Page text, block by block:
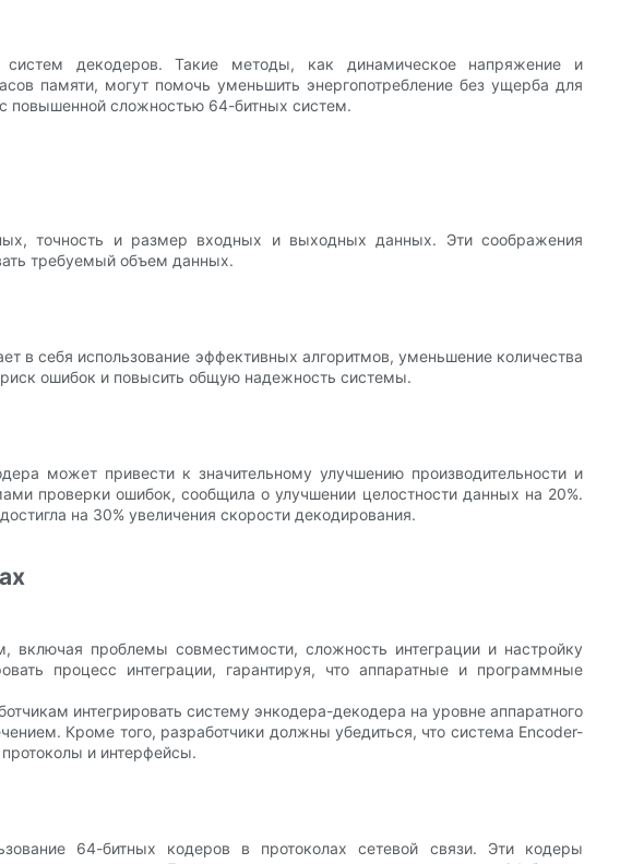
систем декодеров. Такие методы, как динамическое напряжение и
памяти, могут помочь уменьшить энергопотребление без ущерба для
повышенной сложностью 64-битных систем.
точность и размер входных и выходных данных. Эти соображения
требуемый объем данных.
в себя использование эффективных алгоритмов, уменьшение количества
ошибок и повысить общую надежность системы.
может привести к значительному улучшению производительности и
проверки ошибок, сообщила о улучшении целостности данных на 20%.
на 30% увеличения скорости декодирования.
проблемы совместимости, сложность интеграции и настройку
процесс интеграции, гарантируя, что аппаратные и программные
интегрировать систему энкодера-декодера на уровне аппаратного
Кроме того, разработчики должны убедиться, что система Encoder-
и интерфейсы.
64-битных кодеров в протоколах сетевой связи. Эти кодеры